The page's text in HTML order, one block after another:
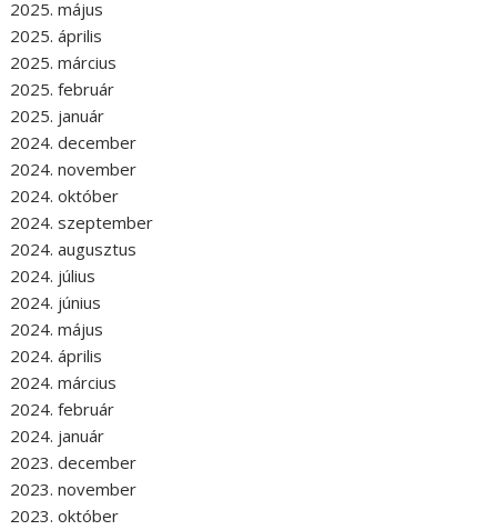
2025. május
2025. április
2025. március
2025. február
2025. január
2024. december
2024. november
2024. október
2024. szeptember
2024. augusztus
2024. július
2024. június
2024. május
2024. április
2024. március
2024. február
2024. január
2023. december
2023. november
2023. október